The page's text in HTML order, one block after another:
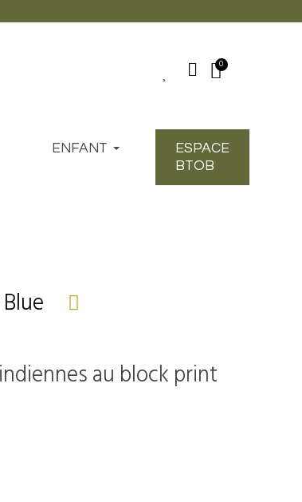
ENFANT
ESPACE
BTOB
au block print